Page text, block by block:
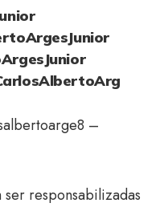
–
responsabilizadas